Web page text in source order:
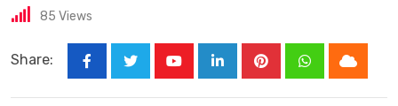
85 Views
Share: